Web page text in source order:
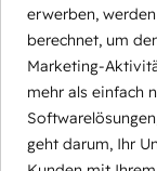
erwerben,
berechnet, um
Marketing-
mehr als einfach
geht darum, Ihr